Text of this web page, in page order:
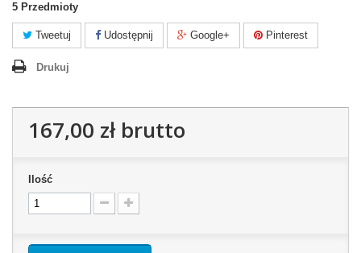
5 Przedmioty
Tweetuj Udostępnij Google+ Pinterest
Drukuj
167,00 złbrutto
Ilość